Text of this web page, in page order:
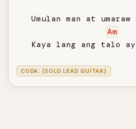
Umulan man at umaraw
Am
Kaya lang ang talo
CODA: (SOLO LEAD GUITAR)